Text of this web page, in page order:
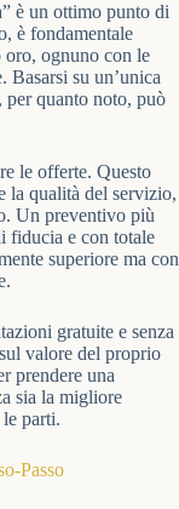
è un ottimo punto di
è fondamentale
oro, ognuno con le
su un’unica
quanto noto, può
le offerte. Questo
la qualità del servizio,
Un preventivo più
fiducia e con totale
superiore ma con
gratuite e senza
valore del proprio
prendere una
sia la migliore
le parti.
Passo